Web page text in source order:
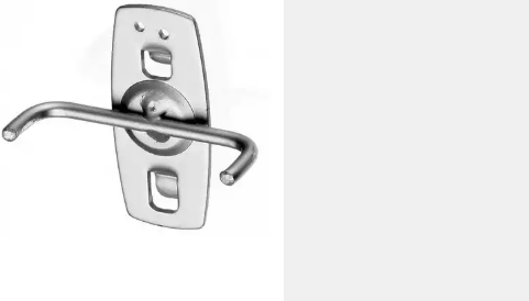
Werkbank 1500 H 39
Werkzeughaken für Zangen
lieferbar - in 4-5 Werktagen bei dir